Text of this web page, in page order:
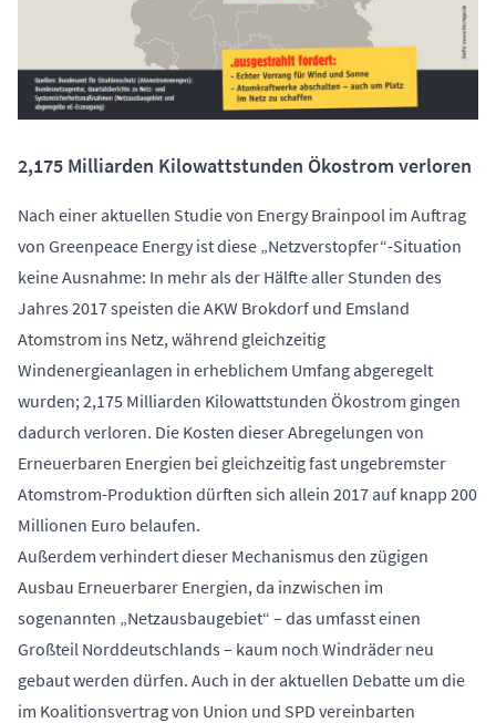
2,175 Milliarden Kilowattstunden Ökostrom verloren
Nach einer aktuellen Studie von Energy Brainpool im Auftrag
von Greenpeace Energy ist diese „Netzverstopfer“-Situation
keine Ausnahme: In mehr als der Hälfte aller Stunden des
Jahres 2017 speisten die AKW Brokdorf und Emsland
Atomstrom ins Netz, während gleichzeitig
Windenergieanlagen in erheblichem Umfang abgeregelt
wurden; 2,175 Milliarden Kilowattstunden Ökostrom gingen
dadurch verloren. Die Kosten dieser Abregelungen von
Erneuerbaren Energien bei gleichzeitig fast ungebremster
Atomstrom-Produktion dürften sich allein 2017 auf knapp 200
Millionen Euro belaufen.
Außerdem verhindert dieser Mechanismus den zügigen
Ausbau Erneuerbarer Energien, da inzwischen im
sogenannten „Netzausbaugebiet“ – das umfasst einen
Großteil Norddeutschlands – kaum noch Windräder neu
gebaut werden dürfen. Auch in der aktuellen Debatte um die
im Koalitionsvertrag von Union und SPD vereinbarten